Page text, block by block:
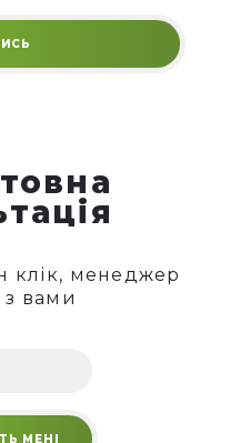
клік, менеджер
з вами